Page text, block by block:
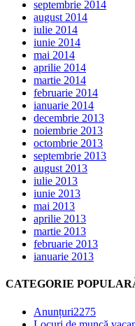
septembrie 2014
august 2014
iulie 2014
iunie 2014
mai 2014
aprilie 2014
martie 2014
februarie 2014
ianuarie 2014
decembrie 2013
noiembrie 2013
octombrie 2013
septembrie 2013
august 2013
iulie 2013
iunie 2013
mai 2013
aprilie 2013
martie 2013
februarie 2013
ianuarie 2013
CATEGORIE
Anunțuri2275